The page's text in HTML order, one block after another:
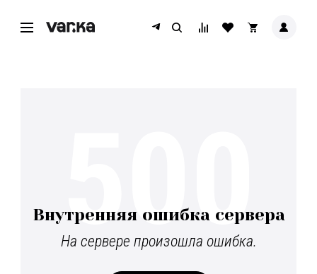
Внутренняя ошибка сервера
На сервере произошла ошибка.
500